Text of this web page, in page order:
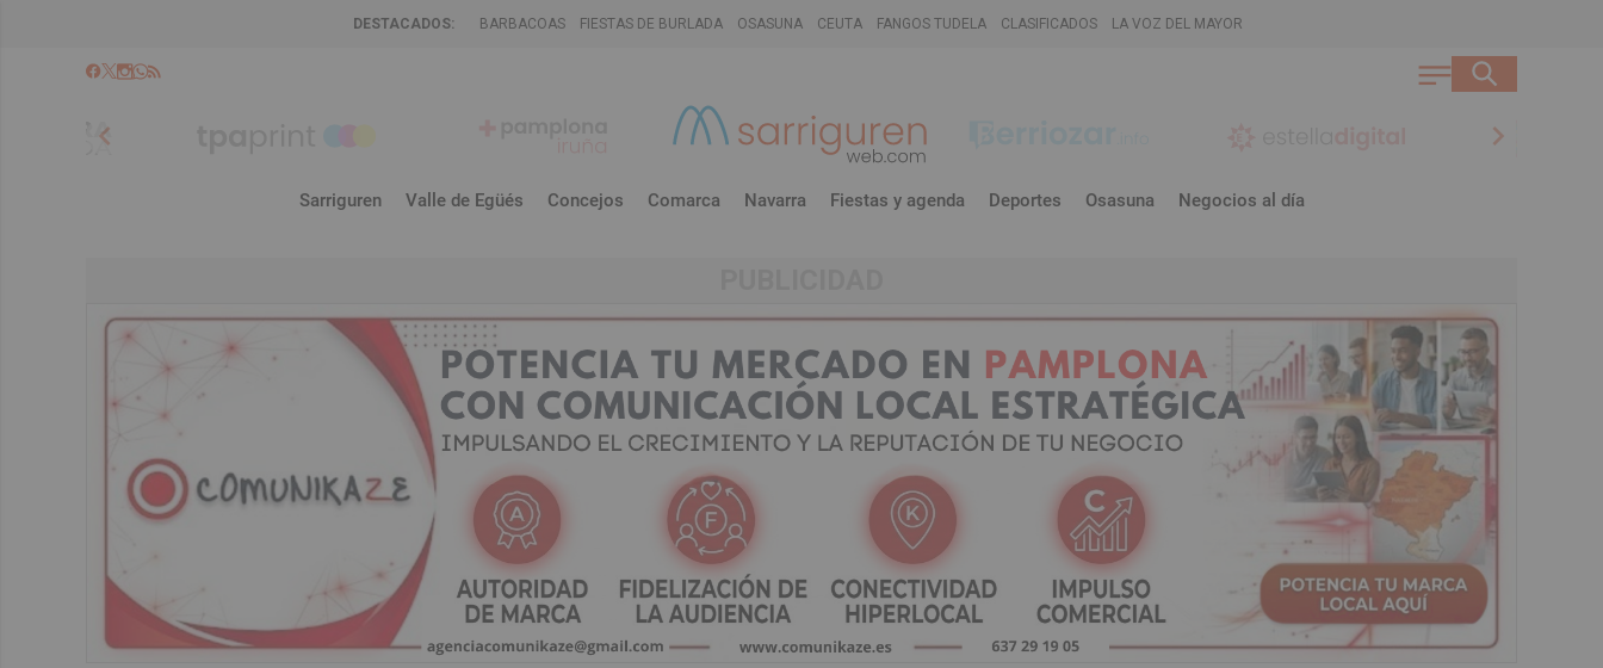
DESTACADOS: BARBACOAS FIESTAS DE BURLADA OSASUNA CEUTA FANGOS TUDELA CLASIFICADOS LA VOZ DEL MAYOR
chevron_left chevron_right
Sarriguren Valle de Egüés Concejos Comarca Navarra Fiestas y agenda Deportes Osasuna Negocios al día